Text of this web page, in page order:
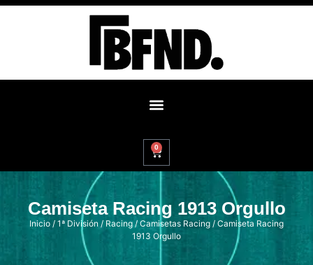
0
Camiseta Racing 1913 Orgullo
Inicio / 1ª División / Racing/ Camisetas Racing / Camiseta Racing
1913 Orgullo